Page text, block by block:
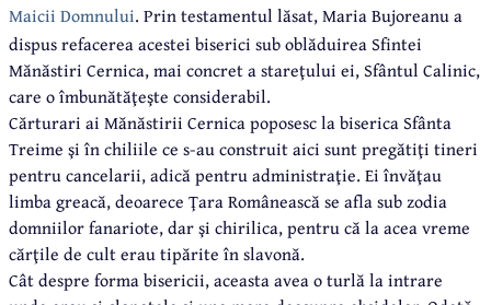
Maicii Domnului. Prin testamentul lăsat, Maria Bujoreanu a
dispus refacerea acestei biserici sub oblăduirea Sfintei
Mănăstiri Cernica, mai concret a stareţului ei, Sfântul Calinic,
care o îmbunătăţeşte considerabil.
Cărturari ai Mănăstirii Cernica poposesc la biserica Sfânta
Treime şi în chiliile ce s-au construit aici sunt pregătiţi tineri
pentru cancelarii, adică pentru administraţie. Ei învăţau
limba greacă, deoarece Ţara Românească se afla sub zodia
domniilor fanariote, dar şi chirilica, pentru că la acea vreme
cărţile de cult erau tipărite în slavonă.
Cât despre forma bisericii, aceasta avea o turlă la intrare